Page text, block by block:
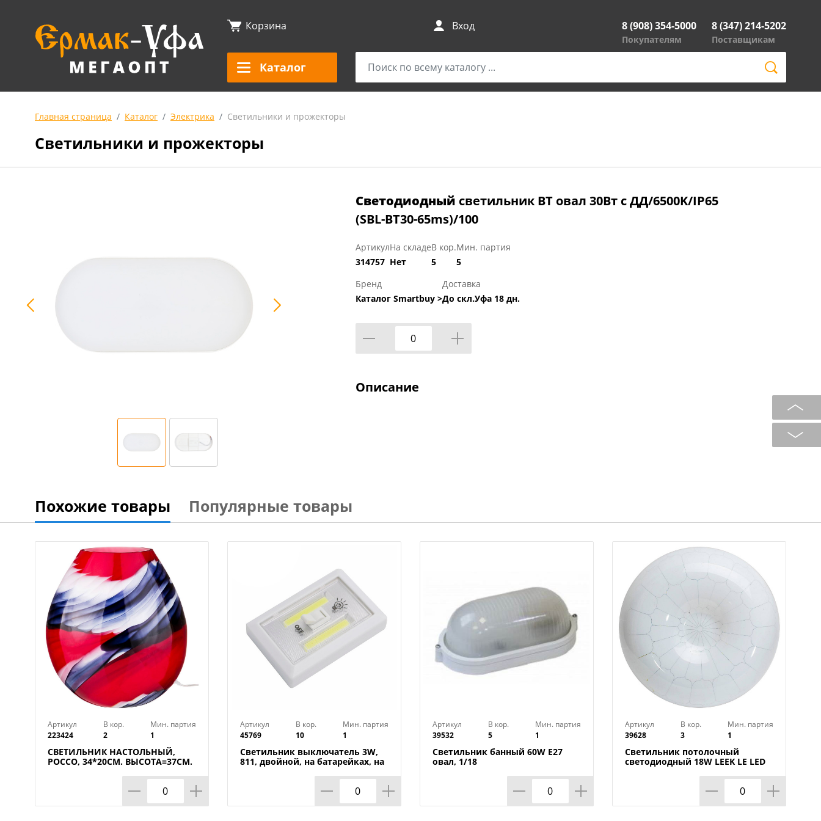
Корзина Вход 8 (908) 354-5000
Покупателям
8 (347) 214-5202
Поставщикам
Каталог
Главная страница Каталог Электрика Светильники и прожекторы
Светильники и прожекторы
Cветодиодный светильник BT овал 30Вт с ДД/6500K/IP65
(SBL-BT30-65ms)/100
Артикул
314757
На складе
Нет
В кор.
5
Мин. партия
5
Бренд
Каталог Smartbuy >
Доставка
До скл.Уфа 18 дн.
Описание
Похожие товары Популярные товары
Артикул
223424
В кор.
2
Мин. партия
1
СВЕТИЛЬНИК НАСТОЛЬНЫЙ,
РОССО, 34*20СМ. ВЫСОТА=37СМ.
Артикул
45769
В кор.
10
Мин. партия
1
Светильник выключатель 3W,
811, двойной, на батарейках, на
Артикул
39532
В кор.
5
Мин. партия
1
Светильник банный 60W Е27
овал, 1/18
Артикул
39628
В кор.
3
Мин. партия
1
Светильник потолочный
светодиодный 18W LEEK LE LED